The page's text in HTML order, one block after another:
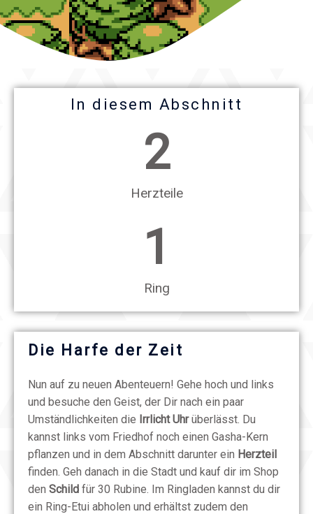
In diesem Abschnitt
Herzteile
2
Ring
1
Die Harfe der Zeit
Nun auf zu neuen Abenteuern! Gehe hoch und links
und besuche den Geist, der Dir nach ein paar
Umständlichkeiten die Irrlicht Uhrüberlässt. Du
kannst links vom Friedhof noch einen Gasha-Kern
pflanzen und in dem Abschnitt darunter ein Herzteil
finden. Geh danach in die Stadt und kauf dir im Shop
den Schild für 30 Rubine. Im Ringladen kannst du dir
ein Ring-Etui abholen und erhältst zudem den